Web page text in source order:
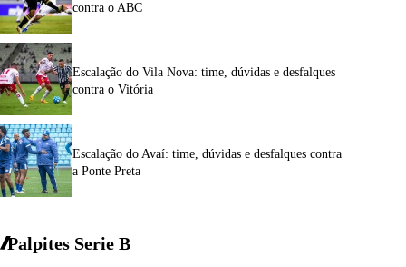
contra o ABC
Escalação do Vila Nova: time, dúvidas e desfalques
contra o Vitória
Escalação do Avaí: time, dúvidas e desfalques contra
a Ponte Preta
Palpites Serie B